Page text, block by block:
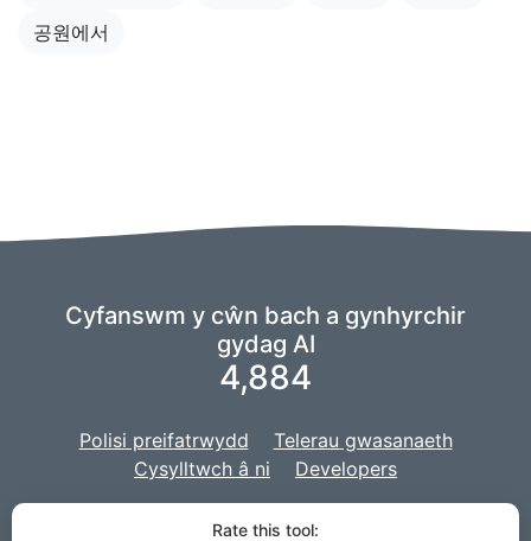
공원에서
Cyfanswm y cŵn bach a gynhyrchir
gydag AI
4,884
Polisi preifatrwydd
Telerau gwasanaeth
Cysylltwch â ni
Developers
Rydym yn defnyddio fforch oddychmygion
Rate this tool: